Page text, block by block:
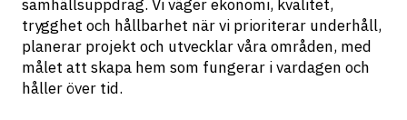
samhällsuppdrag. Vi väger ekonomi, kvalitet,
trygghet och hållbarhet när vi prioriterar underhåll,
planerar projekt och utvecklar våra områden, med
målet att skapa hem som fungerar i vardagen och
håller över tid.